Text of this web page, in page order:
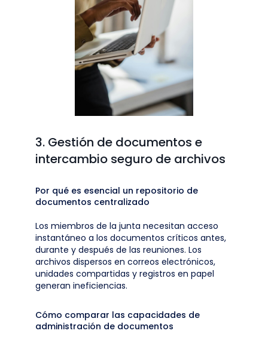
3. Gestión de documentos e
intercambio seguro de archivos
Por qué es esencial un repositorio de
documentos centralizado
Los miembros de la junta necesitan acceso
instantáneo a los documentos críticos antes,
durante y después de las reuniones. Los
archivos dispersos en correos electrónicos,
unidades compartidas y registros en papel
generan ineficiencias.
Cómo comparar las capacidades de
administración de documentos